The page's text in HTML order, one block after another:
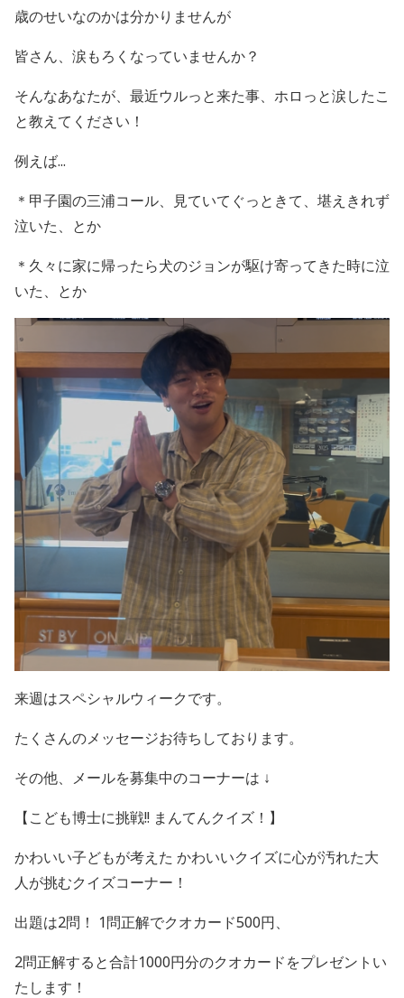
歳のせいなのかは分かりませんが
皆さん、涙もろくなっていませんか？
そんなあなたが、最近ウルっと来た事、ホロっと涙したこ
と教えてください！
例えば...
＊甲子園の三浦コール、見ていてぐっときて、堪えきれず
泣いた、とか
＊久々に家に帰ったら犬のジョンが駆け寄ってきた時に泣
いた、とか
来週はスペシャルウィークです。
たくさんのメッセージお待ちしております。
その他、メールを募集中のコーナーは ↓
【こども博士に挑戦!! まんてんクイズ！】
かわいい子どもが考えた かわいいクイズに心が汚れた大
人が挑むクイズコーナー！
出題は2問！ 1問正解でクオカード500円、
2問正解すると合計1000円分のクオカードをプレゼントい
たします！